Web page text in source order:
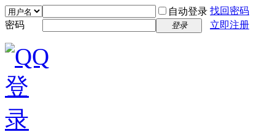
自动登录 找回密码
密码
登录 立即注册